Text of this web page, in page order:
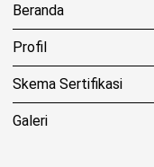
Beranda
Profil
Skema Sertifikasi
Galeri